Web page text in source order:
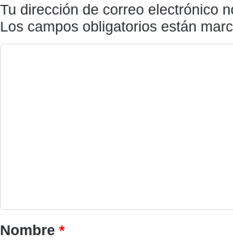
Tu dirección de correo electrónico
Los campos obligatorios están
r
Nombre *